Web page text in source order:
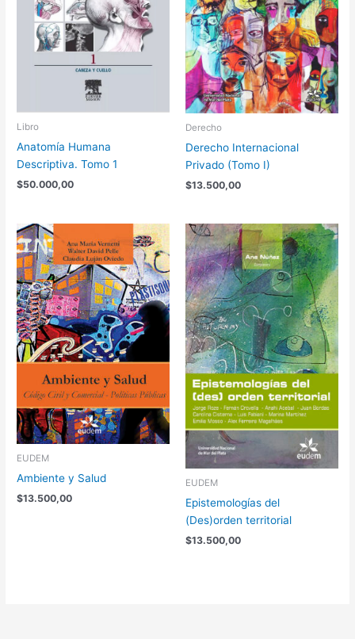
Libro
Anatomía Humana
Descriptiva. Tomo 1
$50.000,00
Derecho
Derecho Internacional
Privado (Tomo I)
$13.500,00
EUDEM
Ambiente y Salud
$13.500,00
EUDEM
Epistemologías del
(Des)orden territorial
$13.500,00